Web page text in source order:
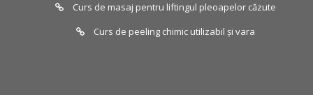
Curs de masaj pentru liftingul pleoapelor căzute
Curs de peeling chimic utilizabil și vara